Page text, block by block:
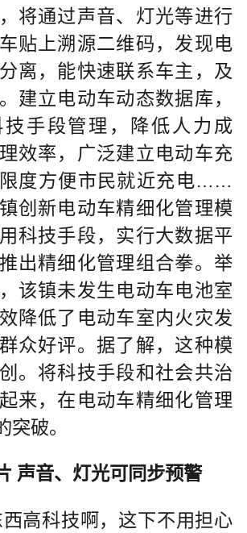
将通过声音、灯光等进行
贴上溯源二维码，发现电
离，能快速联系车主，及
建立电动车动态数据库，
手段管理，降低人力成
效率，广泛建立电动车充
度方便市民就近充电……
创新电动车精细化管理模
科技手段，实行大数据平
出精细化管理组合拳。举
该镇未发生电动车电池室
降低了电动车室内火灾发
众好评。据了解，这种模
。将科技手段和社会共治
来，在电动车精细化管理
突破。
声音、灯光可同步预警
科技啊，这下不用担心